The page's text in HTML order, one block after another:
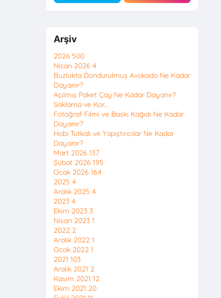
Arşiv
2026 500
Nisan 2026 4
Buzlukta Dondurulmuş Avokado Ne Kadar
Dayanır?
Açılmış Paket Çay Ne Kadar Dayanır?
Saklama ve Kor...
Fotoğraf Filmi ve Baskı Kağıdı Ne Kadar
Dayanır?
Hobi Tutkalı ve Yapıştırıcılar Ne Kadar
Dayanır?
Mart 2026 137
Şubat 2026 195
Ocak 2026 164
2025 4
Aralık 2025 4
2023 4
Ekim 2023 3
Nisan 2023 1
2022 2
Aralık 2022 1
Ocak 2022 1
2021 103
Aralık 2021 2
Kasım 2021 12
Ekim 2021 20